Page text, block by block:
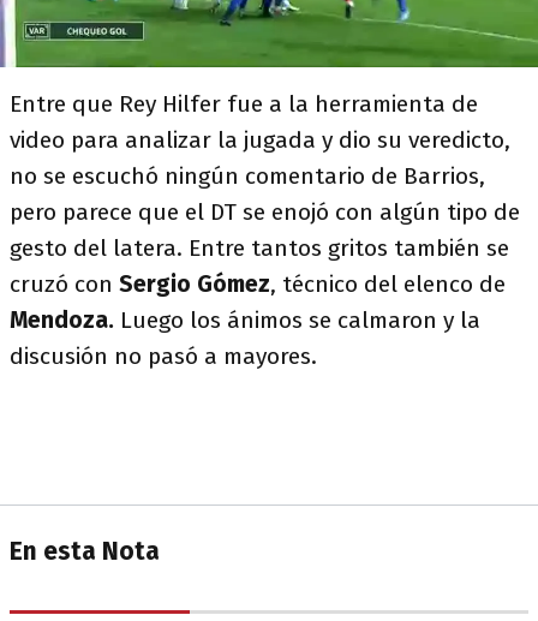
Entre que Rey Hilfer fue a la herramienta de
video para analizar la jugada y dio su veredicto,
no se escuchó ningún comentario de Barrios,
pero parece que el DT se enojó con algún tipo de
gesto del latera. Entre tantos gritos también se
cruzó con Sergio Gómez, técnico del elenco de
Mendoza. Luego los ánimos se calmaron y la
discusión no pasó a mayores.
En esta Nota